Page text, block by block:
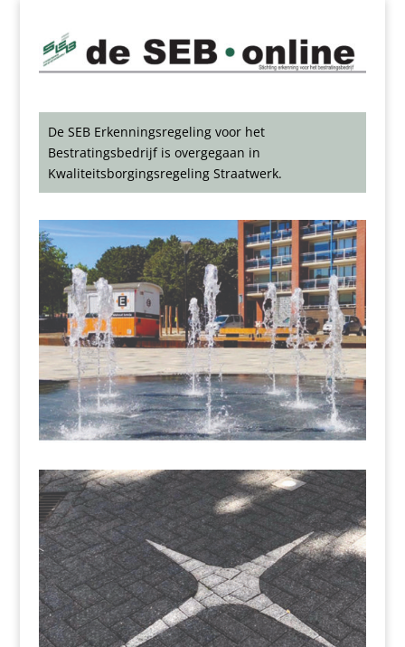
De SEB Erkenningsregeling voor het
Bestratingsbedrijf is overgegaan in
Kwaliteitsborgingsregeling Straatwerk.